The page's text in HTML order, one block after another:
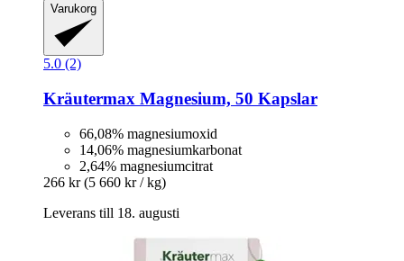
Varukorg
5.0 (2)
Kräutermax Magnesium, 50 Kapslar
66,08% magnesiumoxid
14,06% magnesiumkarbonat
2,64% magnesiumcitrat
266 kr (5 660 kr / kg)
Leverans till 18. augusti